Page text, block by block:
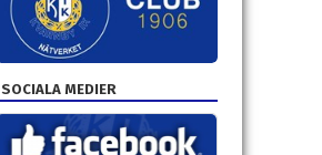
SOCIALA MEDIER